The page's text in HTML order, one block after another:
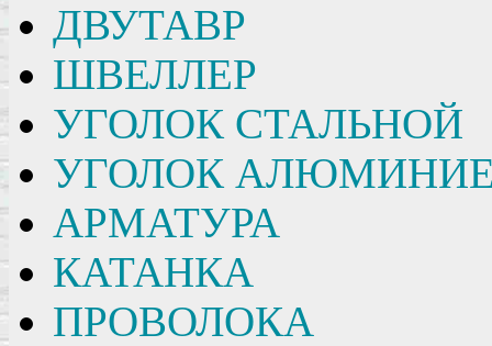
ДВУТАВР
ШВЕЛЛЕР
УГОЛОК СТАЛЬНОЙ
УГОЛОК
АРМАТУРА
КАТАНКА
ПРОВОЛОКА